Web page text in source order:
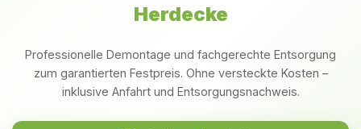
Herdecke
Professionelle Demontage und fachgerechte Entsorgung
zum garantierten Festpreis. Ohne versteckte Kosten –
inklusive Anfahrt und Entsorgungsnachweis.